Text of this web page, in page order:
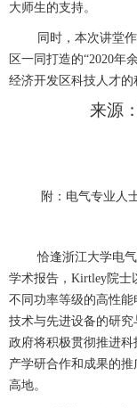
大师生的支持。
同时，本次讲堂
区一同打造的“2020年
经济开发区科技人才的
来源
附：电气专业人
恰逢浙江大学电
学术报告，Kirtley院士
不同功率等级的高性
技术与先进设备的研
政府将积极贯彻推进
产学研合作和成果的
高地。